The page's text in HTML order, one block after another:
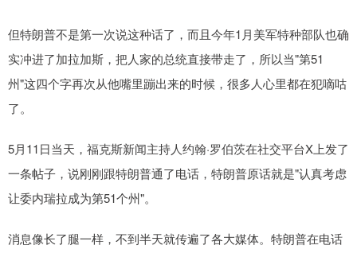
但特朗普不是第一次说这种话了，而且今年1月美军特种部队也确
实冲进了加拉加斯，把人家的总统直接带走了，所以当"第51
州"这四个字再次从他嘴里蹦出来的时候，很多人心里都在犯嘀咕
了。
5月11日当天，福克斯新闻主持人约翰·罗伯茨在社交平台X上发了
一条帖子，说刚刚跟特朗普通了电话，特朗普原话就是"认真考虑
让委内瑞拉成为第51个州"。
消息像长了腿一样，不到半天就传遍了各大媒体。特朗普在电话